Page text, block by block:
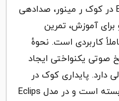
نت هنگ درام Eclips By Kita Steel در کوک ر مینور، صدادهی
آموزش، تمرین
کاربردی است. نحوهٔ
یکنواختی ایجاد
پایداری کوک در
سازهای استیل به دقت ساخت وابسته است و در مدل Eclips